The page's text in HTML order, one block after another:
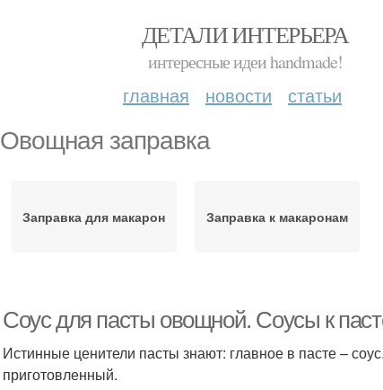
ДЕТАЛИ ИНТЕРЬЕРА
интересные идеи handmade!
главная новости статьи
Овощная заправка
Заправка для макарон Заправка к макаронам
Соус для пасты овощной. Соусы к
Истинные ценители пасты знают: главное в пасте –
приготовленный.